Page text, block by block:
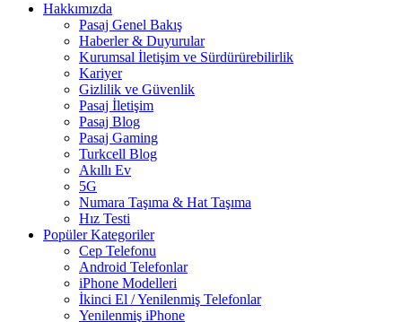
Hakkımızda
Pasaj Genel Bakış
Haberler & Duyurular
Kurumsal İletişim ve Sürdürürebilirlik
Kariyer
Gizlilik ve Güvenlik
Pasaj İletişim
Pasaj Blog
Pasaj Gaming
Turkcell Blog
Akıllı Ev
5G
Numara Taşıma & Hat Taşıma
Hız Testi
Popüler Kategoriler
Cep Telefonu
Android Telefonlar
iPhone Modelleri
İkinci El / Yenilenmiş Telefonlar
Yenilenmiş iPhone